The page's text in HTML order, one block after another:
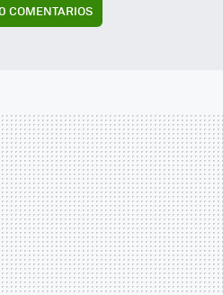
COMENTARIOS